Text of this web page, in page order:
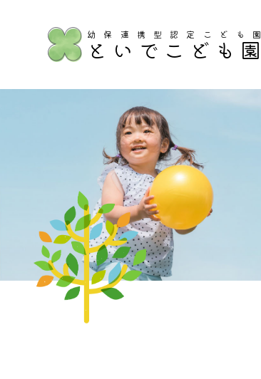
幼保連携型認定こども園
といでこども園